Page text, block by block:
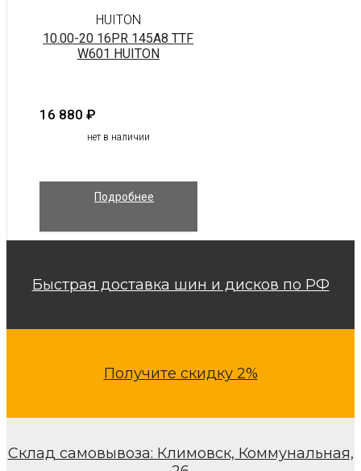
HUITON
10.00-20 16PR 145A8 TTF
W601 HUITON
16 880 ₽
нет в наличии
Подробнее
Быстрая доставка шин и дисков по РФ
Получите скидку 2%
Склад самовывоза: Климовск, Коммунальная,